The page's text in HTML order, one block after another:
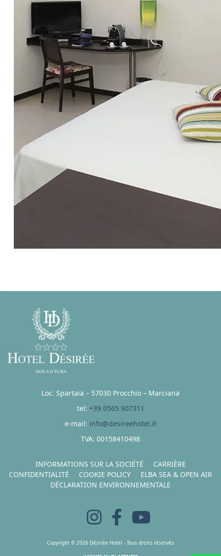
Loc. Spartaia – 57030 Procchio – Marciana
tel: +39 0565 907311
e-mail: info@desireehotel.it
TVA: 00158410498
INFORMATIONS SUR LA SOCIÉTÉ
CARRIÈRE
CONFIDENTIALITÉ
COOKIE POLICY
ELBA SEA & OPEN AIR
DÉCLARATION ENVIRONNEMENTALE
Copyright © 2026 Désirée Hotel - Tous droits réservés